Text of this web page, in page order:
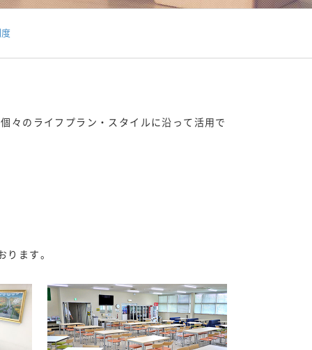
々のライフプラン・スタイルに沿って活用で
ります。